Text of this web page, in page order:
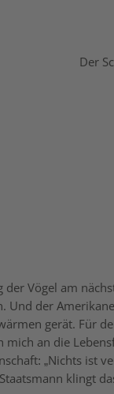
Der
Vögel am
Und der
gerät. Für
an die
„Nichts ist
klingt